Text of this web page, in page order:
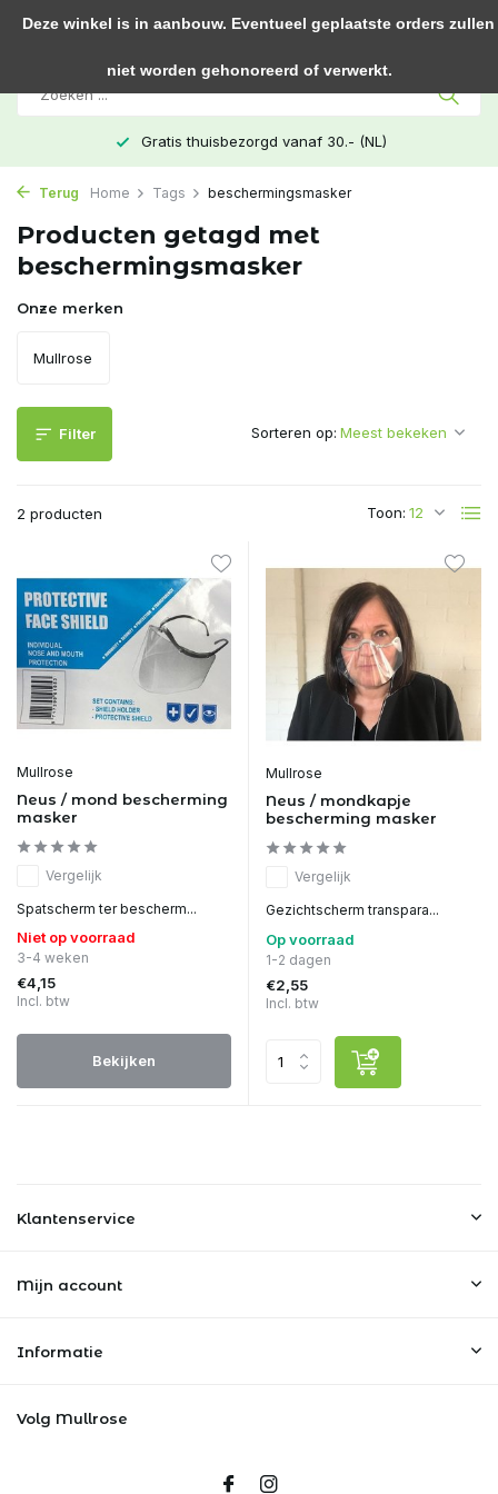
Gratis thuisbezorgd vanaf 30.- (NL)
Terug Home Tags beschermingsmasker
Producten getagd met
beschermingsmasker
Onze merken
Mullrose
Filter
2 producten Toon:
Sorteren op:
Mullrose
Neus / mond bescherming
masker
Vergelijk
Spatscherm ter bescherm...
Niet op voorraad
3-4 weken
€4,15
Incl. btw
Bekijken
Mullrose
Neus / mondkapje
bescherming masker
Vergelijk
Gezichtscherm transpara...
Op voorraad
1-2 dagen
€2,55
Incl. btw
Klantenservice
Mijn account
Informatie
Volg Mullrose
Deze winkel is in aanbouw. Eventueel geplaatste orders zullen
niet worden gehonoreerd of verwerkt.